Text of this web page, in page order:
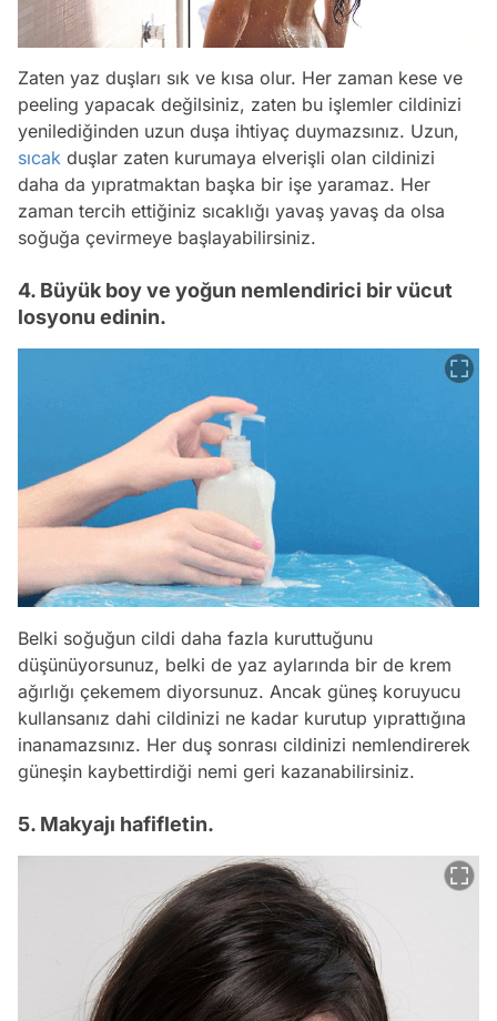
Zaten yaz duşları sık ve kısa olur. Her zaman kese ve
peeling yapacak değilsiniz, zaten bu işlemler cildinizi
yenilediğinden uzun duşa ihtiyaç duymazsınız. Uzun,
sıcak duşlar zaten kurumaya elverişli olan cildinizi
daha da yıpratmaktan başka bir işe yaramaz. Her
zaman tercih ettiğiniz sıcaklığı yavaş yavaş da olsa
soğuğa çevirmeye başlayabilirsiniz.
4. Büyük boy ve yoğun nemlendirici bir vücut
losyonu edinin.
Belki soğuğun cildi daha fazla kuruttuğunu
düşünüyorsunuz, belki de yaz aylarında bir de krem
ağırlığı çekemem diyorsunuz. Ancak güneş koruyucu
kullansanız dahi cildinizi ne kadar kurutup yıprattığına
inanamazsınız. Her duş sonrası cildinizi nemlendirerek
güneşin kaybettirdiği nemi geri kazanabilirsiniz.
5. Makyajı hafifletin.